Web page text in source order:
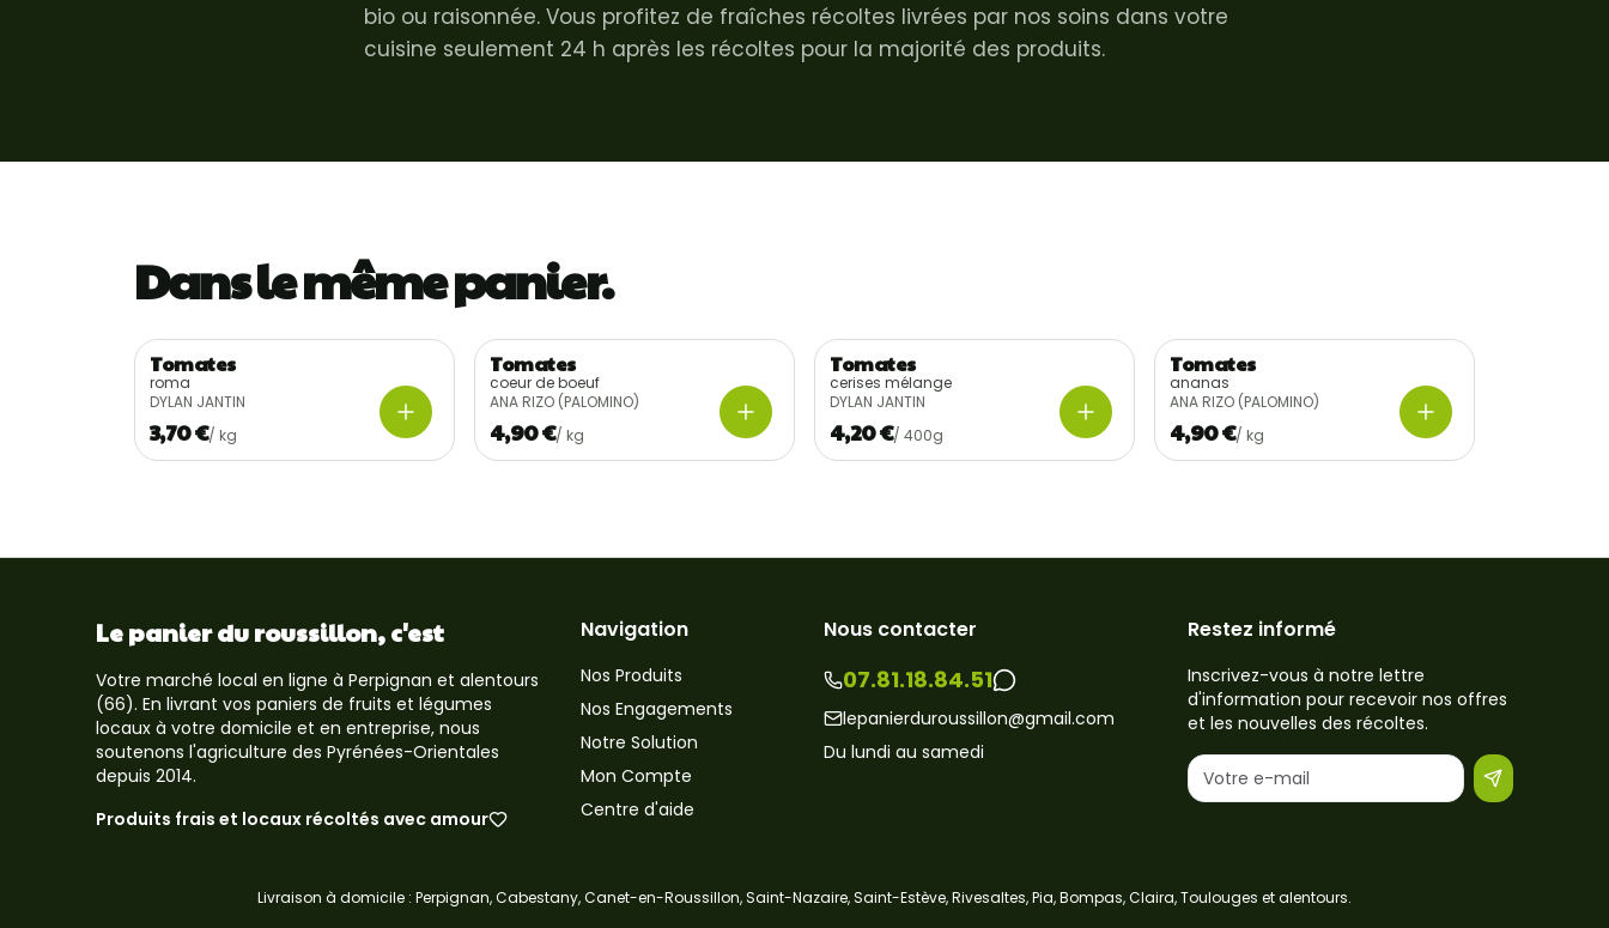
bio ou raisonnée. Vous profitez de fraîches récoltes livrées par nos soins dans votre
cuisine seulement 24 h après les récoltes pour la majorité des produits.
Dans le même panier.
Récolte locale
Tomates
roma
DYLAN JANTIN
3,70 €/ kg
Récolte locale
Tomates
coeur de boeuf
ANA RIZO (PALOMINO)
4,90 €/ kg
Récolte locale
Tomates
cerises mélange
DYLAN JANTIN
4,20 €/ 400g
Récolte locale
Tomates
ananas
ANA RIZO (PALOMINO)
4,90 €/ kg
Le panier du roussillon, c'est
Votre marché local en ligne à Perpignan et alentours
(66). En livrant vos paniers de fruits et légumes
locaux à votre domicile et en entreprise, nous
soutenons l'agriculture des Pyrénées-Orientales
depuis 2014.
Produits frais et locaux récoltés avec amour
Navigation
Nos Produits
Nos Engagements
Notre Solution
Mon Compte
Centre d'aide
Nous contacter
07.81.18.84.51
lepanierduroussillon@gmail.com
Du lundi au samedi
Restez informé
Inscrivez-vous à notre lettre
d'information pour recevoir nos offres
et les nouvelles des récoltes.
Livraison à domicile : Perpignan, Cabestany, Canet-en-Roussillon, Saint-Nazaire, Saint-Estève, Rivesaltes, Pia, Bompas, Claira, Toulouges et alentours.